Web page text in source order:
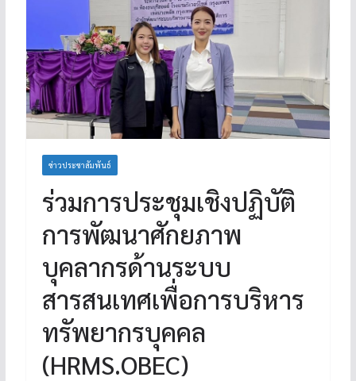
ข่าวประชาสัมพันธ์
ร่วมการประชุมเชิงปฏิบัติ
การพัฒนาศักยภาพ
บุคลากรด้านระบบ
สารสนเทศเพื่อการบริหาร
ทรัพยากรบุคคล
(HRMS.OBEC)